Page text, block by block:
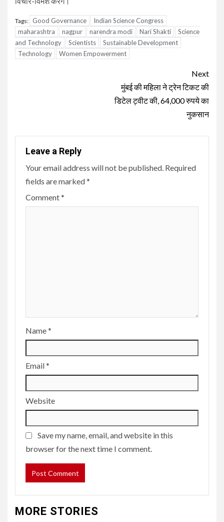
Tags: Good Governance
Indian Science Congress
maharashtra
nagpur narendra modi Nari Shakti
Science
and Technology
Scientists
Sustainable Development
Technology
Women Empowerment
Next
मुंबई की महिला ने ट्रेन टिकट की
डिटेल ट्वीट की, 64,000 रुपये का
नुकसान
Leave a Reply
Your email address will not be published. Required
fields are marked*
Comment*
Name*
Email*
Website
Save my name, email, and website in this
browser for the next time I comment.
MORE STORIES